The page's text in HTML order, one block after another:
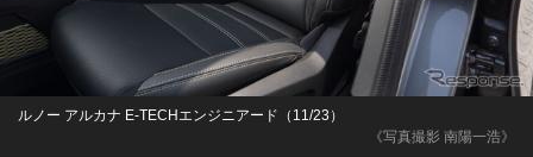
《写真撮影 南陽一浩》
ルノー アルカナ E-TECHエンジニアード（11/23）